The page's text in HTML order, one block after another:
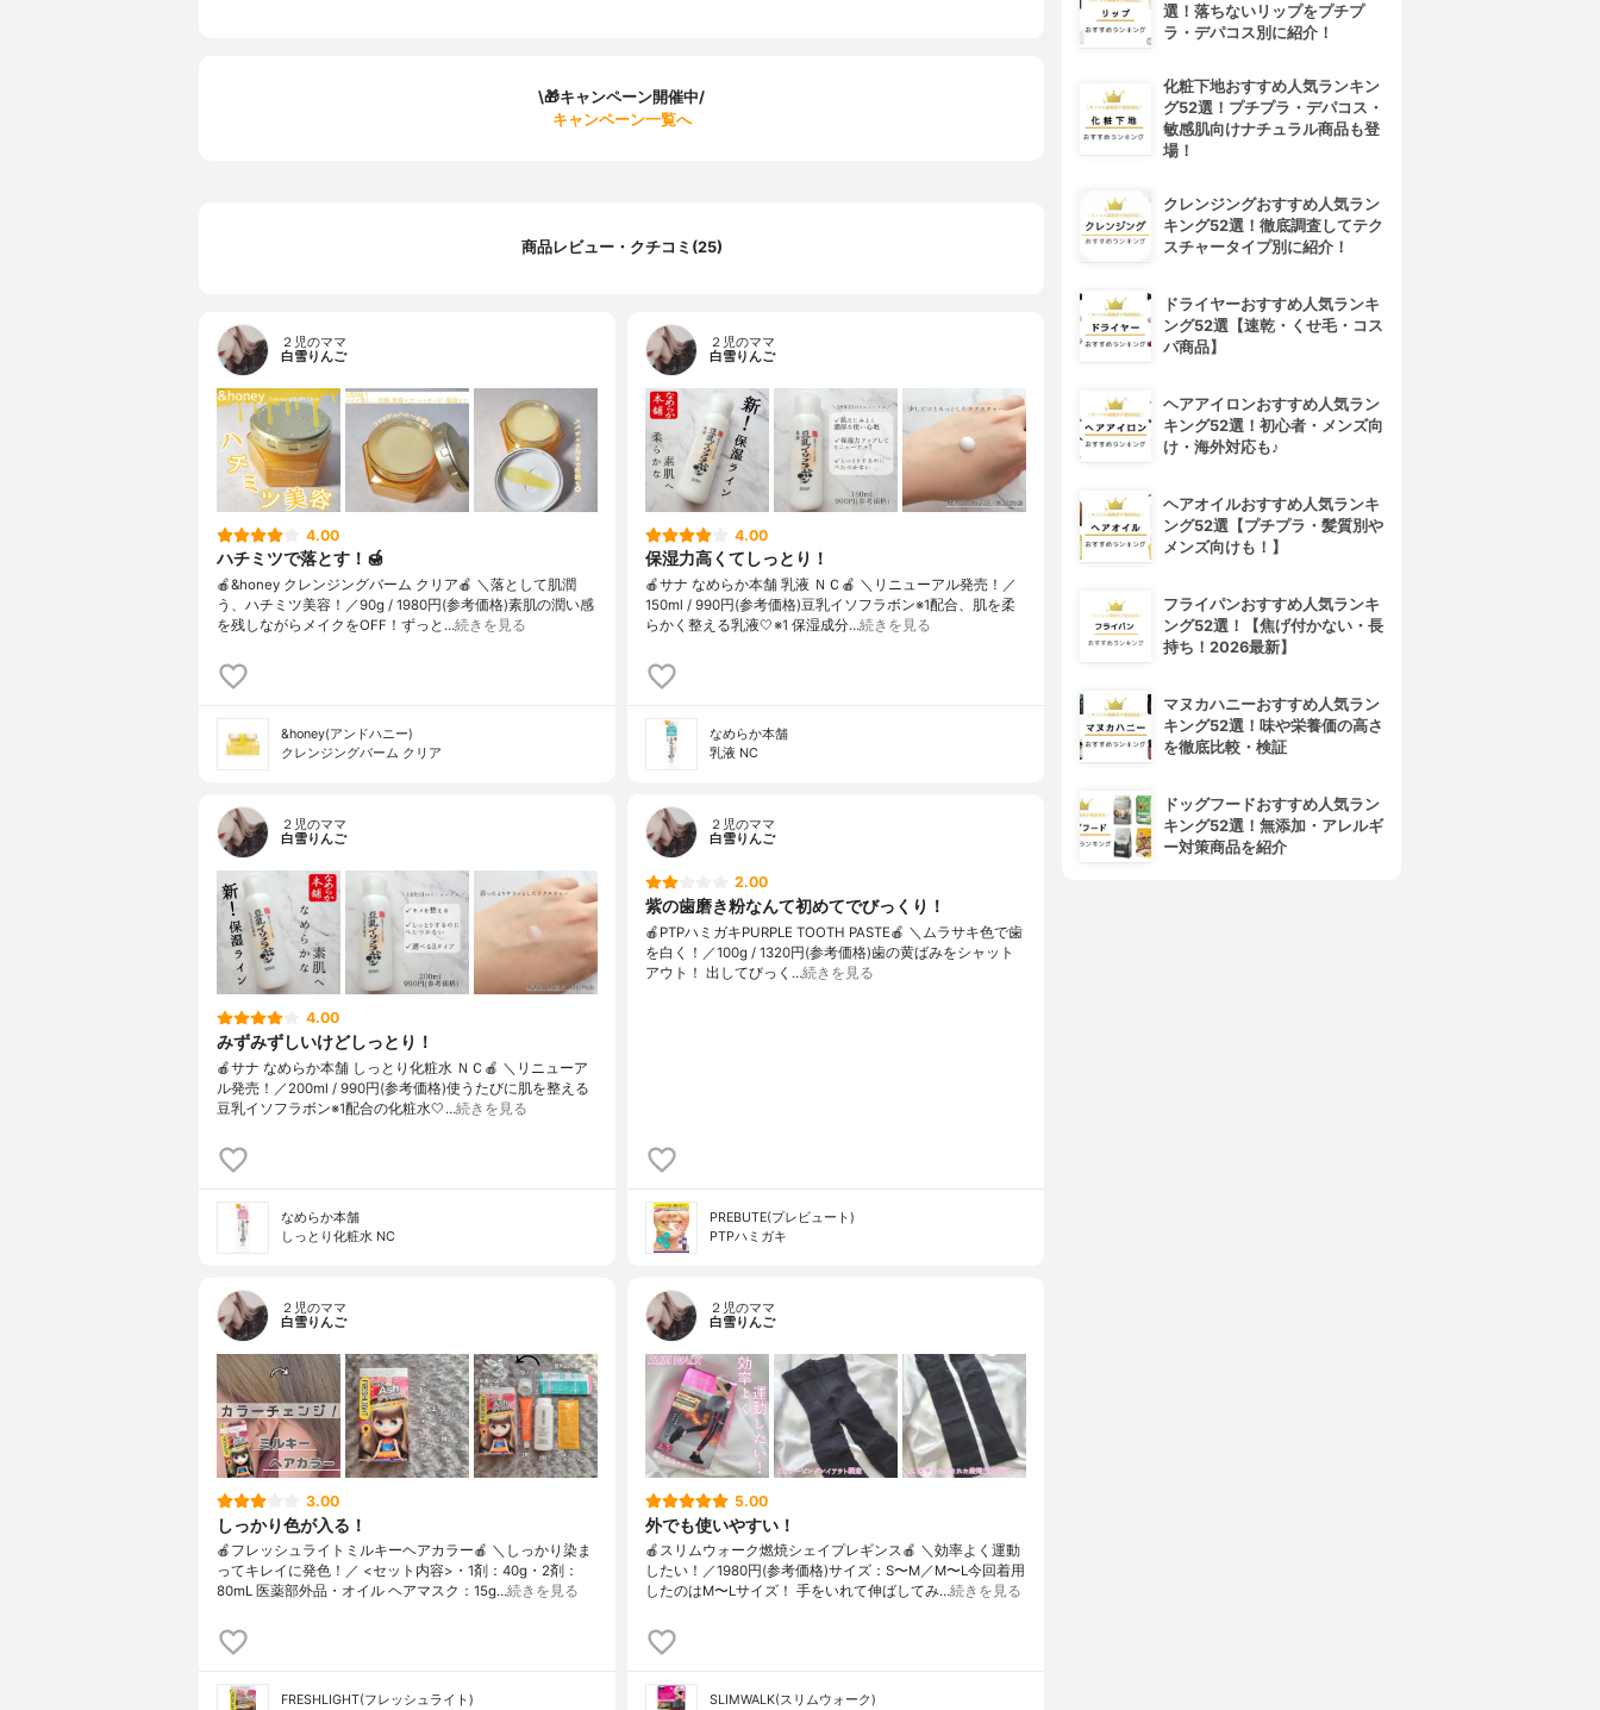
\🎁キャンペーン開催中/
キャンペーン一覧へ
商品レビュー・クチコミ(25)
２児のママ
白雪りんご
4.00
ハチミツで落とす！🍯
🍎&honey クレンジングバーム クリア🍎 ＼落として肌潤
う、ハチミツ美容！／90g / 1980円(参考価格)素肌の潤い感
を残しながらメイクをOFF！ずっと…続きを見る
&honey(アンドハニー)
クレンジングバーム クリア
２児のママ
白雪りんご
4.00
保湿力高くてしっとり！
🍎サナ なめらか本舗 乳液 ＮＣ🍎 ＼リニューアル発売！／
150ml / 990円(参考価格)豆乳イソフラボン※1配合、肌を柔
らかく整える乳液🤍※1 保湿成分…続きを見る
なめらか本舗
乳液 NC
２児のママ
白雪りんご
4.00
みずみずしいけどしっとり！
🍎サナ なめらか本舗 しっとり化粧水 ＮＣ🍎 ＼リニューア
ル発売！／200ml / 990円(参考価格)使うたびに肌を整える
豆乳イソフラボン※1配合の化粧水🤍…続きを見る
なめらか本舗
しっとり化粧水 NC
２児のママ
白雪りんご
2.00
紫の歯磨き粉なんて初めてでびっくり！
🍎PTPハミガキPURPLE TOOTH PASTE🍎 ＼ムラサキ色で歯
を白く！／100g / 1320円(参考価格)歯の黄ばみをシャット
アウト！ 出してびっく…続きを見る
PREBUTE(プレビュート)
PTPハミガキ
２児のママ
白雪りんご
3.00
しっかり色が入る！
🍎フレッシュライトミルキーヘアカラー🍎 ＼しっかり染ま
ってキレイに発色！／ <セット内容>・1剤：40g・2剤：
80mL 医薬部外品・オイル ヘアマスク：15g…続きを見る
FRESHLIGHT(フレッシュライト)
２児のママ
白雪りんご
5.00
外でも使いやすい！
🍎スリムウォーク燃焼シェイプレギンス🍎 ＼効率よく運動
したい！／1980円(参考価格)サイズ：S〜M／M〜L今回着用
したのはM〜Lサイズ！ 手をいれて伸ばしてみ…続きを見る
SLIMWALK(スリムウォーク)
選！落ちないリップをプチプ
ラ・デパコス別に紹介！
化粧下地おすすめ人気ランキン
グ52選！プチプラ・デパコス・
敏感肌向けナチュラル商品も登
場！
クレンジングおすすめ人気ラン
キング52選！徹底調査してテク
スチャータイプ別に紹介！
ドライヤーおすすめ人気ランキ
ング52選【速乾・くせ毛・コス
パ商品】
ヘアアイロンおすすめ人気ラン
キング52選！初心者・メンズ向
け・海外対応も♪
ヘアオイルおすすめ人気ランキ
ング52選【プチプラ・髪質別や
メンズ向けも！】
フライパンおすすめ人気ランキ
ング52選！【焦げ付かない・長
持ち！2026最新】
マヌカハニーおすすめ人気ラン
キング52選！味や栄養価の高さ
を徹底比較・検証
ドッグフードおすすめ人気ラン
キング52選！無添加・アレルギ
ー対策商品を紹介